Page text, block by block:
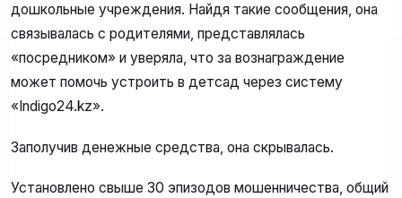
дошкольные учреждения. Найдя такие сообщения, она
связывалась с родителями, представлялась
«посредником» и уверяла, что за вознаграждение
может помочь устроить в детсад через систему
«Indigo24.kz».
Заполучив денежные средства, она скрывалась.
Установлено свыше 30 эпизодов мошенничества, общий